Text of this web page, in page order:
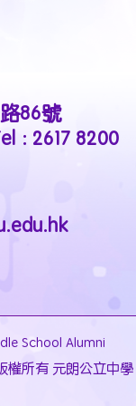
86號
: 2617 8200
School Alumni
權所有 元朗公立中學